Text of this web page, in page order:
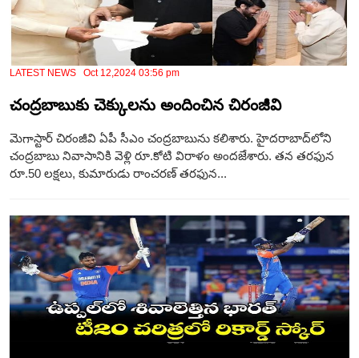
LATEST NEWS Oct 12,2024 03:56 pm
చంద్రబాబుకు చెక్కులను అందించిన చిరంజీవి
మెగాస్టార్ చిరంజీవి ఏపీ సీఎం చంద్రబాబును కలిశారు. హైదరాబాద్‌లోని
చంద్రబాబు నివాసానికి వెళ్లి రూ.కోటి విరాళం అందజేశారు. తన తరఫున
రూ.50 లక్షలు, కుమారుడు రాంచరణ్ తరఫున...